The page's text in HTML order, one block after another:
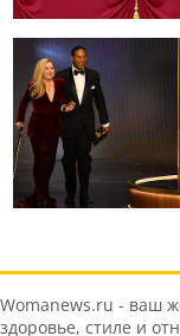
Womanews.ru - ваш
здоровье, стиле и